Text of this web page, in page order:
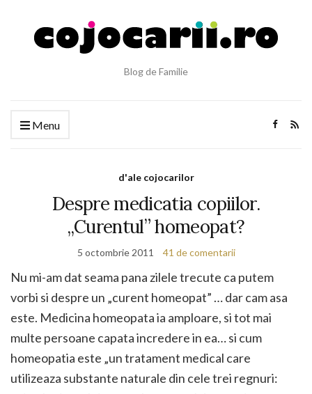
Blog de Familie
Menu
d'ale cojocarilor
Despre medicatia copiilor.
„Curentul” homeopat?
5 octombrie 2011 41 de comentarii
Nu mi-am dat seama pana zilele trecute ca putem
vorbi si despre un „curent homeopat” … dar cam asa
este. Medicina homeopata ia amploare, si tot mai
multe persoane capata incredere in ea… si cum
homeopatia este „un tratament medical care
utilizeaza substante naturale din cele trei regnuri: